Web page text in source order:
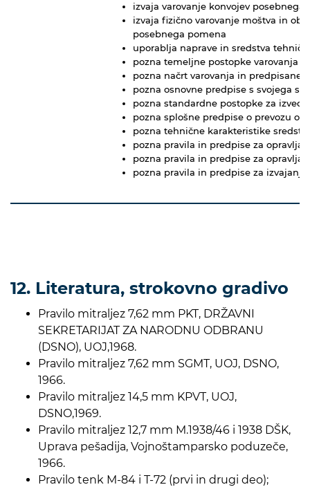
izvaja varovanje konvojev posebnega
izvaja fizično varovanje moštva in
posebnega pomena
uporablja naprave in sredstva
pozna temeljne postopke varovanja
pozna načrt varovanja in predpisane
pozna osnovne predpise s svojega
pozna standardne postopke za
pozna splošne predpise o prevozu
pozna tehnične karakteristike
pozna pravila in predpise za
pozna pravila in predpise za
pozna pravila in predpise za
12. Literatura, strokovno gradivo
Pravilo mitraljez 7,62 mm PKT, DRŽAVNI
SEKRETARIJAT ZA NARODNU ODBRANU
(DSNO), UOJ,1968.
Pravilo mitraljez 7,62 mm SGMT, UOJ, DSNO,
1966.
Pravilo mitraljez 14,5 mm KPVT, UOJ,
DSNO,1969.
Pravilo mitraljez 12,7 mm M.1938/46 i 1938 DŠK,
Uprava pešadija, Vojnoštamparsko poduzeče,
1966.
Pravilo tenk M-84 i T-72 (prvi in drugi deo);